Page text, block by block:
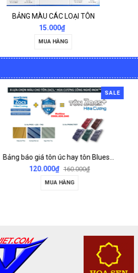
86.000₫
Bảng giá ống kẽm Tôn kẽm Hoa Sen
55.000₫ 95.000₫
MUA HÀNG